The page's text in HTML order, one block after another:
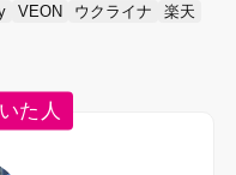
VEON ウクライナ
楽天
た人